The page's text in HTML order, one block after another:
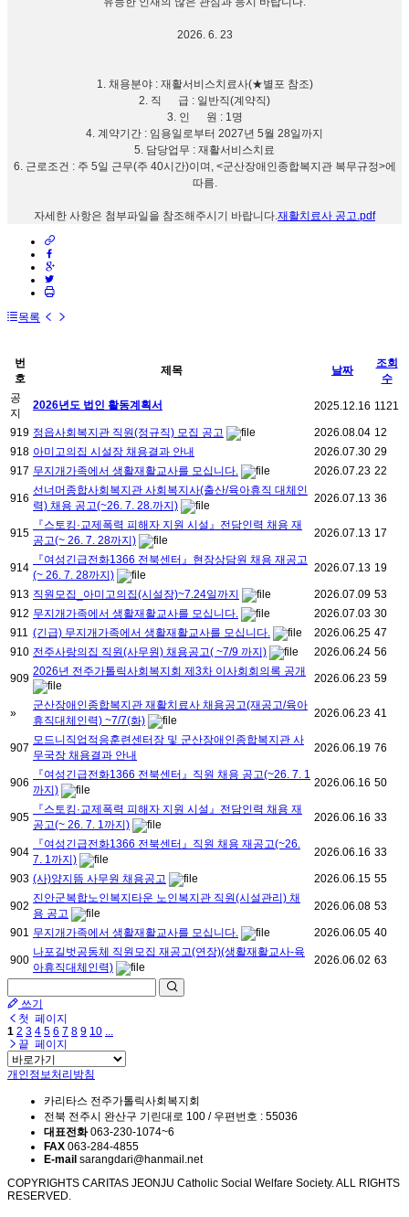
2026. 6. 23
1. 채용분야 : 재활서비스치료사(★별포 참조)
2. 직 급 : 일반직(계약직)
3. 인 원 : 1명
4. 계약기간 : 임용일로부터 2027년 5월 28일까지
5. 담당업무 : 재활서비스치료
6. 근로조건 : 주 5일 근무(주 40시간)이며, <군산장애인종합복지관 복무규정>에
따름.
자세한 사항은 첨부파일을 참조해주시기 바랍니다.재활치료사 공고.pdf
목록
번
호
제목 날짜
조회
수
공
지
2026년도 법인 활동계획서 2025.12.16 1121
919 정읍사회복지관 직원(정규직) 모집 공고 2026.08.04 12
918 아미고의집 시설장 채용결과 안내 2026.07.30 29
917 무지개가족에서 생활재활교사를 모십니다. 2026.07.23 22
916
선너머종합사회복지관 사회복지사(출산/육아휴직 대체인
력) 채용 공고(~26. 7. 28.까지)
2026.07.13 36
915
『스토킹·교제폭력 피해자 지원 시설』전담인력 채용 재
공고(~ 26. 7. 28까지)
2026.07.13 17
914
『여성긴급전화1366 전북센터』현장상담원 채용 재공고
(~ 26. 7. 28까지)
2026.07.13 19
913 직원모집_아미고의집(시설장)~7.24일까지 2026.07.09 53
912 무지개가족에서 생활재활교사를 모십니다. 2026.07.03 30
911 (긴급) 무지개가족에서 생활재활교사를 모십니다. 2026.06.25 47
910 전주사랑의집 직원(사무원) 채용공고( ~7/9 까지) 2026.06.24 56
909
2026년 전주가톨릭사회복지회 제3차 이사회회의록 공개
2026.06.23 59
»
군산장애인종합복지관 재활치료사 채용공고(재공고/육아
휴직대체인력) ~7/7(화)
2026.06.23 41
907
모드니직업적응훈련센터장 및 군산장애인종합복지관 사
무국장 채용결과 안내
2026.06.19 76
906
『여성긴급전화1366 전북센터』직원 채용 공고(~26. 7. 1
까지)
2026.06.16 50
905
『스토킹·교제폭력 피해자 지원 시설』전담인력 채용 재
공고(~ 26. 7. 1까지)
2026.06.16 33
904
『여성긴급전화1366 전북센터』직원 채용 재공고(~26.
7. 1까지)
2026.06.16 33
903 (사)양지뜸 사무원 채용공고 2026.06.15 55
902
진안군복합노인복지타운 노인복지관 직원(시설관리) 채
용 공고
2026.06.08 53
901 무지개가족에서 생활재활교사를 모십니다. 2026.06.05 40
900
나포길벗공동체 직원모집 재공고(연장)(생활재활교사-육
아휴직대체인력)
2026.06.02 63
쓰기
첫 페이지
1 2 3 4 5 6 7 8 9 10 ...
끝 페이지
개인정보처리방침
카리타스 전주가톨릭사회복지회
전북 전주시 완산구 기린대로 100 / 우편번호 : 55036
대표전화063-230-1074~6
FAX 063-284-4855
E-mail sarangdari@hanmail.net
COPYRIGHTS CARITAS JEONJU Catholic Social Welfare Society. ALL RIGHTS
RESERVED.